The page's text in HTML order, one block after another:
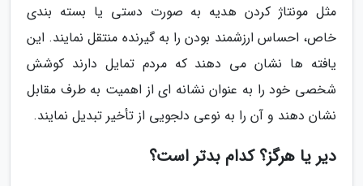
مثل مونتاژ کردن هدیه به صورت دستی یا بسته بندی
خاص، احساس ارزشمند بودن را به گیرنده منتقل نمایند. این
یافته ها نشان می دهند که مردم تمایل دارند کوشش
شخصی خود را به عنوان نشانه ای از اهمیت به طرف مقابل
نشان دهند و آن را به نوعی دلجویی از تأخیر تبدیل نمایند.
دیر یا هرگز؟ کدام بدتر است؟